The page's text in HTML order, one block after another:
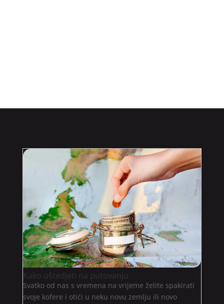
Kako uštedjeti na putovanju
Svatko od nas s vremena na vrijeme želite spakirati
svoje kofere i otići u neku novu zemlju ili novo